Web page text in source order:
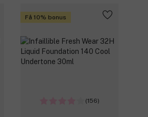
Få 10% bonus
(156)